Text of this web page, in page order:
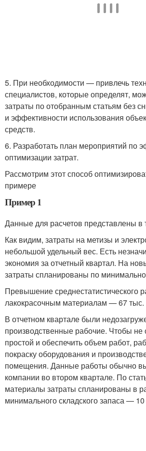
5. При необходимости — привлечь
специалистов, которые определят,
затраты по отобранным статьям без
и эффективности использования
средств.
6. Разработать план мероприятий по
оптимизации затрат.
Рассмотрим этот способ
примере
Пример 1
Данные для расчетов представлены в
Как видим, затраты на метизы и
небольшой удельный вес. Есть
экономия за отчетный квартал. На
затраты спланированы по
Превышение среднестатистического
лакокрасочным материалам — 67 тыс.
В отчетном квартале были
производственные рабочие. Чтобы не
простой и обеспечить объем работ,
покраску оборудования и
помещения. Данные работы обычно
компании во втором квартале. По
материалы затраты спланированы в
минимального складского запаса — 10